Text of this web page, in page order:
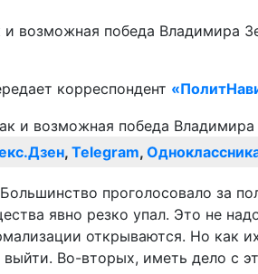
возможная победа Владимира
корреспондент
, Telegram,
проголосовало за
явно резко упал. Это не
открываются. Но как
Во-вторых, иметь дело с